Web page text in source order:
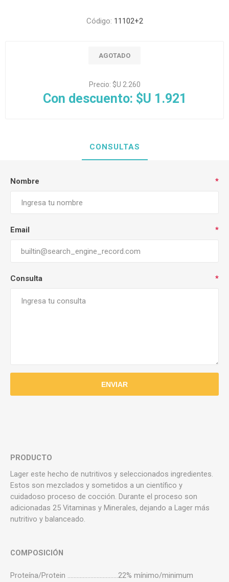
Código: 11102+2
AGOTADO
Precio: $U 2.260
Con descuento: $U 1.921
CONSULTAS
Nombre *
Email *
Consulta *
PRODUCTO
Lager este hecho de nutritivos y seleccionados ingredientes.
Estos son mezclados y sometidos a un científico y
cuidadoso proceso de cocción. Durante el proceso son
adicionadas 25 Vitaminas y Minerales, dejando a Lager más
nutritivo y balanceado.
COMPOSICIÓN
Proteína/Protein .................................22% mínimo/minimum